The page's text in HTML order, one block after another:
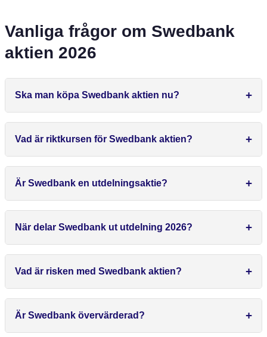
Vanliga frågor om Swedbank
aktien 2026
Ska man köpa Swedbank aktien nu?
Vad är riktkursen för Swedbank aktien?
Är Swedbank en utdelningsaktie?
När delar Swedbank ut utdelning 2026?
Vad är risken med Swedbank aktien?
Är Swedbank övervärderad?